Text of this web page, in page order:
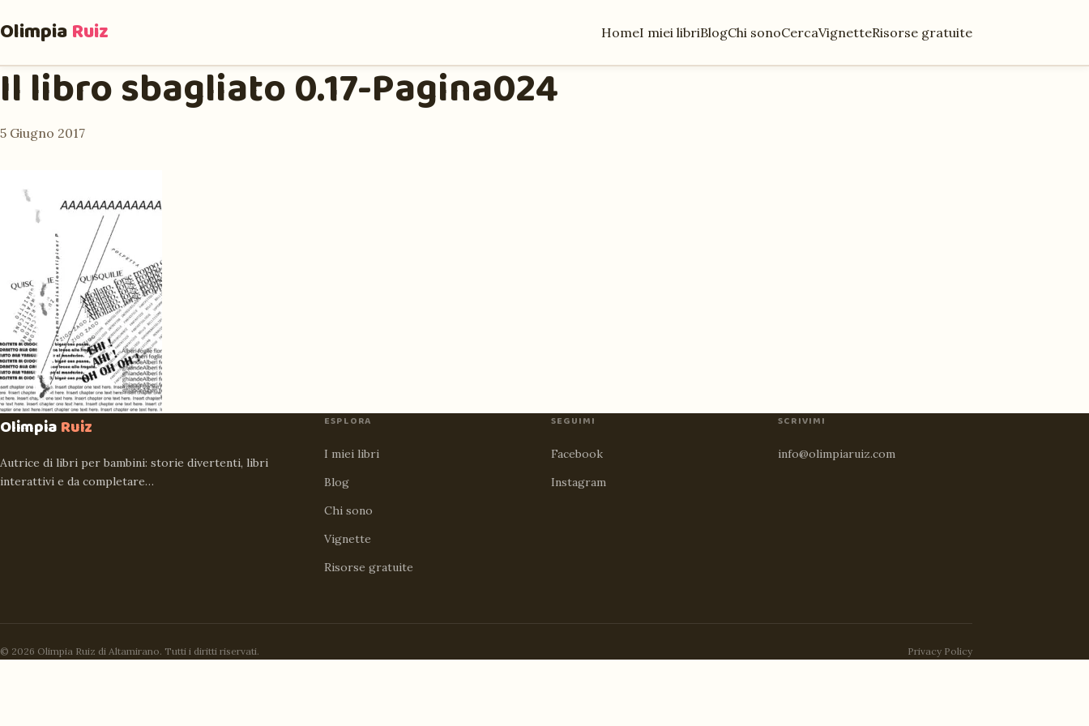
OlimpiaRuiz HomeI miei libriBlogChi sonoCercaVignetteRisorse gratuite
Il libro sbagliato 0.17-Pagina024
5 Giugno 2017
OlimpiaRuiz
Autrice di libri per bambini: storie divertenti, libri
interattivi e da completare…
ESPLORA
I miei libri
Blog
Chi sono
Vignette
Risorse gratuite
SEGUIMI
Facebook
Instagram
SCRIVIMI
info@olimpiaruiz.com
© 2026 Olimpia Ruiz di Altamirano. Tutti i diritti riservati. Privacy Policy